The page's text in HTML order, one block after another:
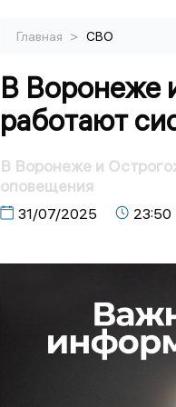
Главная > СВО
В Воронеже
работают
В Воронеже и
оповещения
31/07/2025 23:50